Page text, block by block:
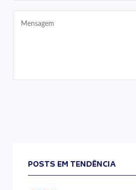
POSTS EM TENDÊNCIA